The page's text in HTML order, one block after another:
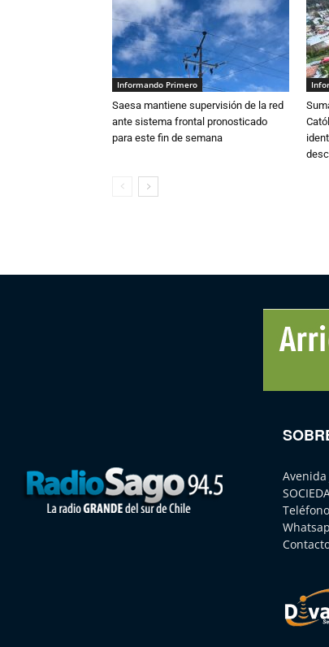
Informando Primero
Saesa mantiene supervisión de la red
ante sistema frontal pronosticado
para este fin de semana